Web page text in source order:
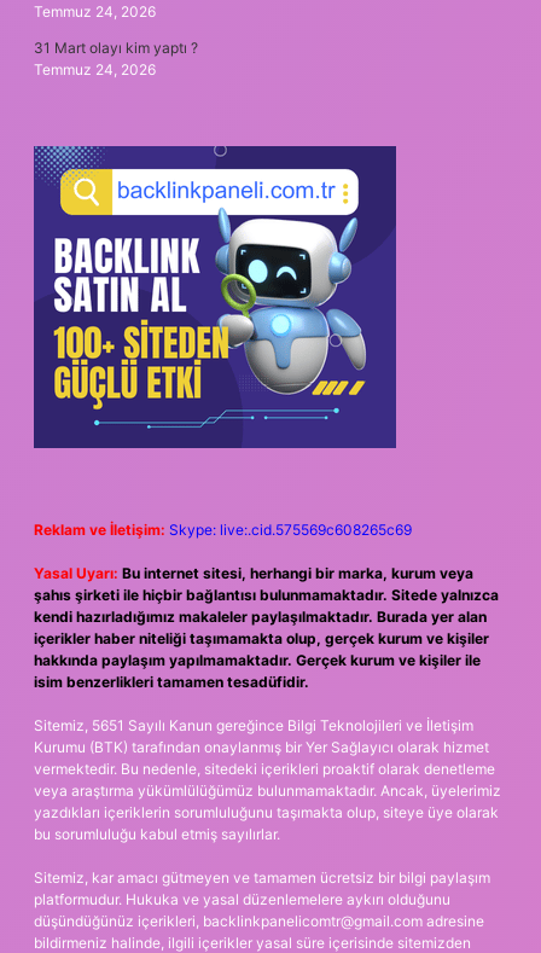
Temmuz 24, 2026
31 Mart olayı kim yaptı ?
Temmuz 24, 2026
Reklam ve İletişim: Skype: live:.cid.575569c608265c69
Yasal Uyarı: Bu internet sitesi, herhangi bir marka, kurum veya
şahıs şirketi ile hiçbir bağlantısı bulunmamaktadır. Sitede yalnızca
kendi hazırladığımız makaleler paylaşılmaktadır. Burada yer alan
içerikler haber niteliği taşımamakta olup, gerçek kurum ve kişiler
hakkında paylaşım yapılmamaktadır. Gerçek kurum ve kişiler ile
isim benzerlikleri tamamen tesadüfidir.
Sitemiz, 5651 Sayılı Kanun gereğince Bilgi Teknolojileri ve İletişim
Kurumu (BTK) tarafından onaylanmış bir Yer Sağlayıcı olarak hizmet
vermektedir. Bu nedenle, sitedeki içerikleri proaktif olarak denetleme
veya araştırma yükümlülüğümüz bulunmamaktadır. Ancak, üyelerimiz
yazdıkları içeriklerin sorumluluğunu taşımakta olup, siteye üye olarak
bu sorumluluğu kabul etmiş sayılırlar.
Sitemiz, kar amacı gütmeyen ve tamamen ücretsiz bir bilgi paylaşım
platformudur. Hukuka ve yasal düzenlemelere aykırı olduğunu
düşündüğünüz içerikleri, backlinkpanelicomtr@gmail.com adresine
bildirmeniz halinde, ilgili içerikler yasal süre içerisinde sitemizden